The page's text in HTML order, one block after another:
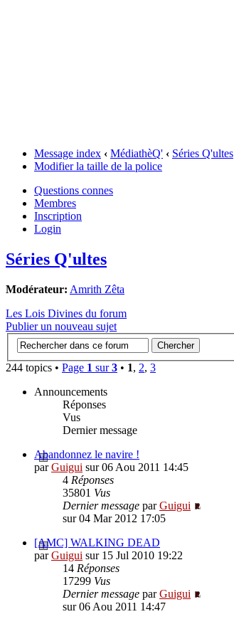
Message index ‹ MédiathèQ' ‹ Séries Q'ultes
Modifier la taille de la police
Questions connes
Membres
Inscription
Login
Séries Q'ultes
Modérateur: Amrith Zêta
Les Lois Divines du forum
Publier un nouveau sujet
244 topics • Page 1 sur3 • 1, 2, 3
Announcements
Réponses
Vus
Dernier message
Abandonnez le navire !
parGuigui sur 06 Aou 2011 14:45
4 Réponses
35801 Vus
Dernier message parGuigui
sur 04 Mar 2012 17:05
[AMC] WALKING DEAD
parGuigui sur 15 Jul 2010 19:22
14 Réponses
17299 Vus
Dernier message parGuigui
sur 06 Aou 2011 14:47